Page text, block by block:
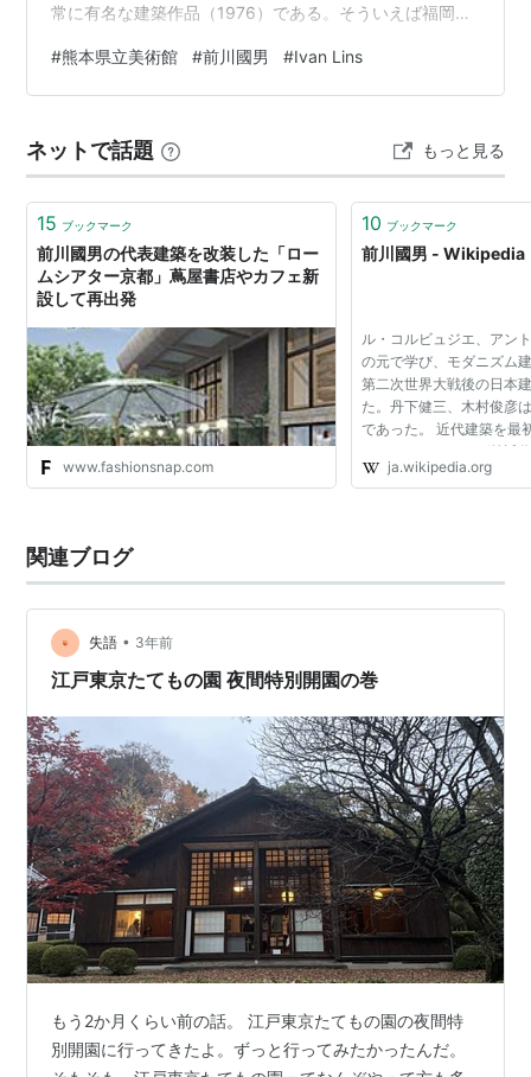
常に有名な建築作品（1976）である。そういえば福岡市
える新潟市美術館といい（なんと前川氏は学校町あたり
のご出身だとか）、前川作品には随分前から全然意識し
立美術館は遅まきながら来たのが初めてで、これまで訪
れた所もだけれどもそれ以上に、その佇まいに魅かれて
しまう。庭に向かう景観というか天井と広さの…
#熊本県立美術館 #前川國男 #Ivan Lins
ネットで話題 もっと見る
15 ブックマーク
前川國男の代表建築を改装した「ロー
ムシアター京都」蔦屋書店やカフェ新
設して再出発
www.fashionsnap.com
10 ブックマーク
前川國男 - Wikipedia
ル・コルビュジエ、アン
の元で学び、モダニズム
第二次世界大戦後の日本
た。丹下健三、木村俊彦
であった。 近代建築を最
ーロッパからみれば前近
に、真正の近代建築を根
ja.wikipedia.org
関連ブログ
失語 • 3年前
江戸東京たてもの園 夜間特別開園の巻
もう2か月くらい前の話。 江戸東京たてもの園の夜間特
別開園に行ってきたよ。ずっと行ってみたかったんだ。